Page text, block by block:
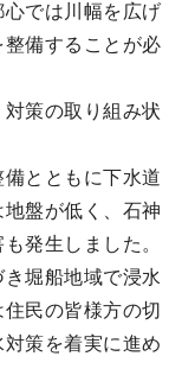
では川幅を広げ
備することが必
策の取り組み状
とともに下水道
盤が低く、石神
発生しました。
堀船地域で浸水
民の皆様方の切
策を着実に進め